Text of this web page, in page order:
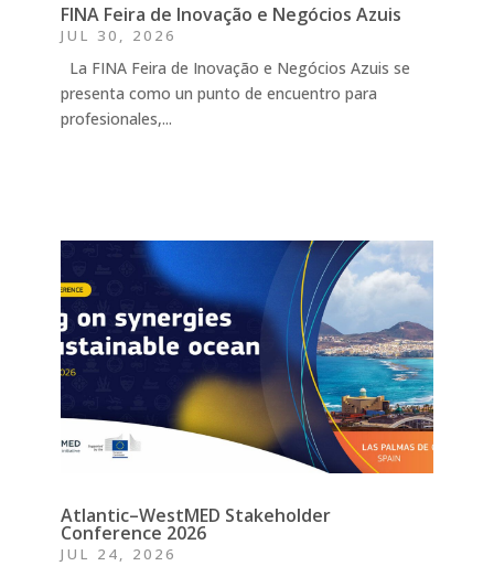
FINA Feira de Inovação e Negócios Azuis
JUL 30, 2026
La FINA Feira de Inovação e Negócios Azuis se
presenta como un punto de encuentro para
profesionales,...
Atlantic–WestMED Stakeholder
Conference 2026
JUL 24, 2026